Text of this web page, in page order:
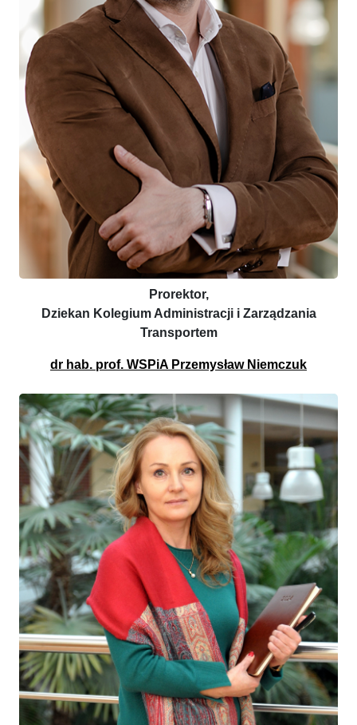
Prorektor,
Dziekan Kolegium Administracji i Zarządzania
Transportem
dr hab. prof. WSPiA Przemysław Niemczuk